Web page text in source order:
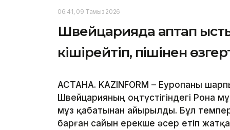
06:41, 09 Тамыз 2026
Швейцарияда аптап
кішірейтіп, пішінен
АСТАНА. KAZINFORM – Еуропаны
Швейцарияның оңтүстігіндегі Рона
мұз қабатынан айырылды. Бұл
барған сайын ерекше әсер етіп